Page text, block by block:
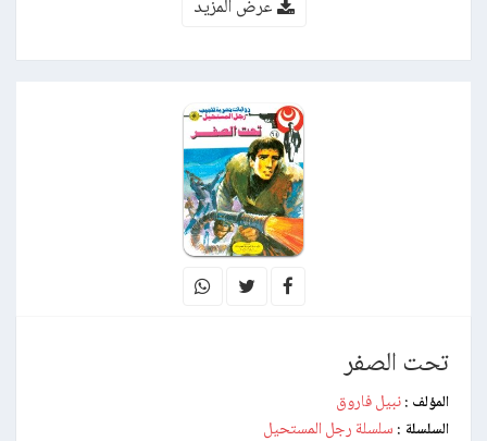
عرض المزيد
تحت الصفر
المؤلف : نبيل فاروق
السلسلة : سلسلة رجل المستحيل